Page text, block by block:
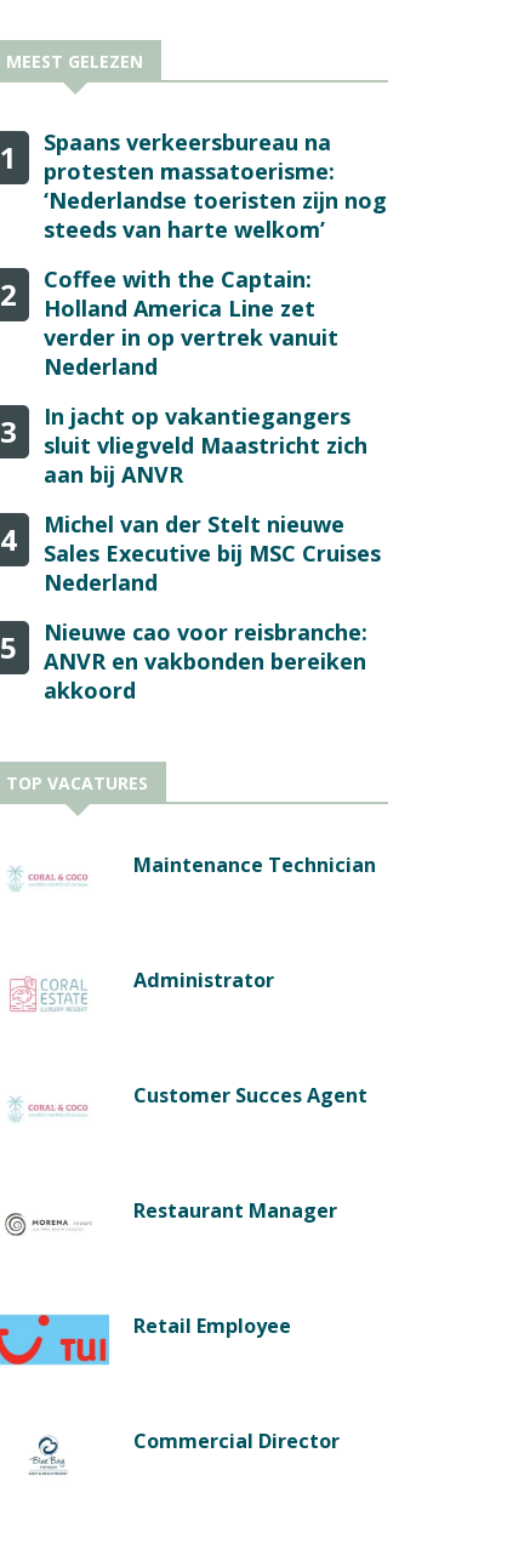
MEEST GELEZEN
1
Spaans verkeersbureau na
protesten massatoerisme:
‘Nederlandse toeristen zijn nog
steeds van harte welkom’
2
Coffee with the Captain:
Holland America Line zet
verder in op vertrek vanuit
Nederland
3
In jacht op vakantiegangers
sluit vliegveld Maastricht zich
aan bij ANVR
4
Michel van der Stelt nieuwe
Sales Executive bij MSC Cruises
Nederland
5
Nieuwe cao voor reisbranche:
ANVR en vakbonden bereiken
akkoord
TOP VACATURES
Maintenance Technician
Administrator
Customer Succes Agent
Restaurant Manager
Retail Employee
Commercial Director